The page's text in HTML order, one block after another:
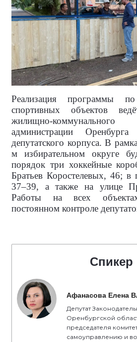
Реализация программы по
спортивных объектов
жилищно-
администрации
депутатского корпуса. В
м избирательном округе
порядок три хоккейные
Братьев Коростелевых, 46; в
37–39, а также на улице
Работы на всех
постоянном контроле
Спикер
Афанасова Елена
Депутат
Оренбургской
председателя
самоуправлению и